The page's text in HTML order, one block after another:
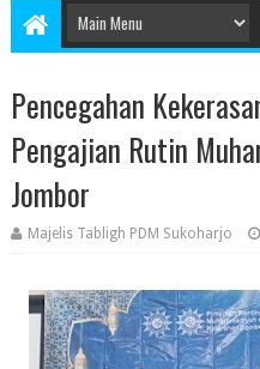
Pencegahan
Pengajian Rutin
Jombor
Majelis Tabligh PDM Sukoharjo